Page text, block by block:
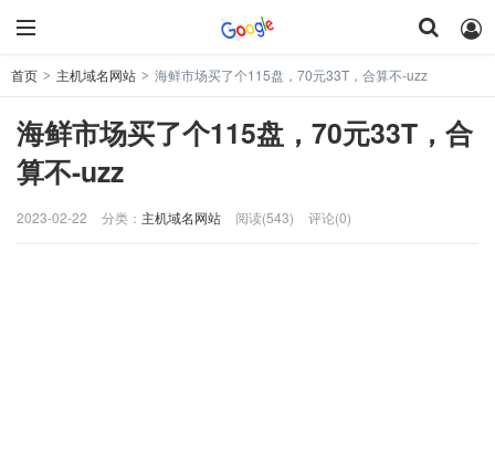
首页 > 主机域名网站 > 海鲜市场买了个115盘，70元33T，合算不-uzz
海鲜市场买了个115盘，70元33T，合
算不-uzz
2023-02-22 分类： 主机域名网站 阅读(543) 评论(0)